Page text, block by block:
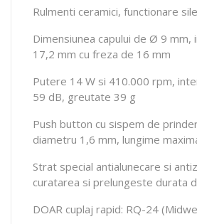
Rulmenti ceramici, functionare
Dimensiunea capului de Ø 9 mm,
17,2 mm cu freza de 16 mm
Putere 14 W si 410.000 rpm,
59 dB, greutate 39 g
Push button cu sispem de
diametru 1,6 mm, lungime
Strat special antialunecare si
curatarea si prelungeste durata
DOAR cuplaj rapid: RQ-24